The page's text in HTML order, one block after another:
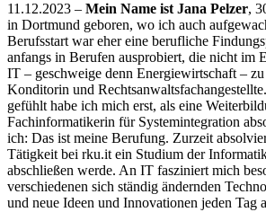
11.12.2023 – Mein Name ist Jana Pelzer,
in Dortmund geboren, wo ich auch
Berufsstart war eher eine berufliche
anfangs in Berufen ausprobiert, die nicht im
IT – geschweige denn Energiewirtschaft –
Konditorin und
gefühlt habe ich mich erst, als eine
Fachinformatikerin für Systemintegration
ich: Das ist meine Berufung. Zurzeit
Tätigkeit bei rku.it ein Studium der
abschließen werde. An IT fasziniert mich
verschiedenen sich ständig ändernden
und neue Ideen und Innovationen jeden Tag